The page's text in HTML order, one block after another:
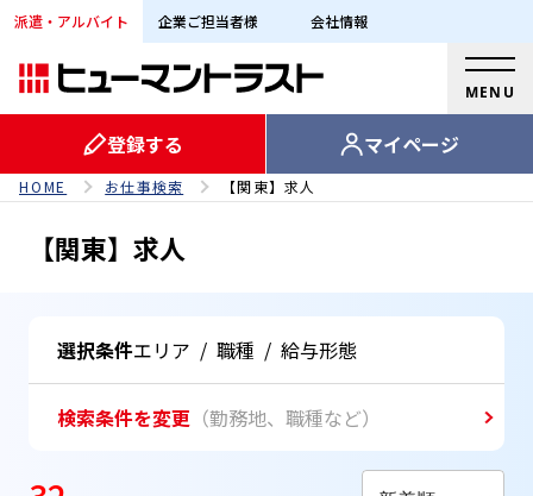
派遣・アルバイト 企業ご担当者様 会社情報
MENU
登録する マイページ
HOME お仕事検索 【関東】求人
【関東】求人
選択条件エリア / 職種 / 給与形態
検索条件を変更 （勤務地、職種など）